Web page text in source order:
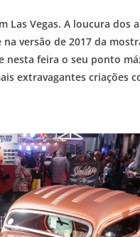
Las Vegas. A loucura dos
versão de 2017 da
feira o seu ponto
extravagantes criações